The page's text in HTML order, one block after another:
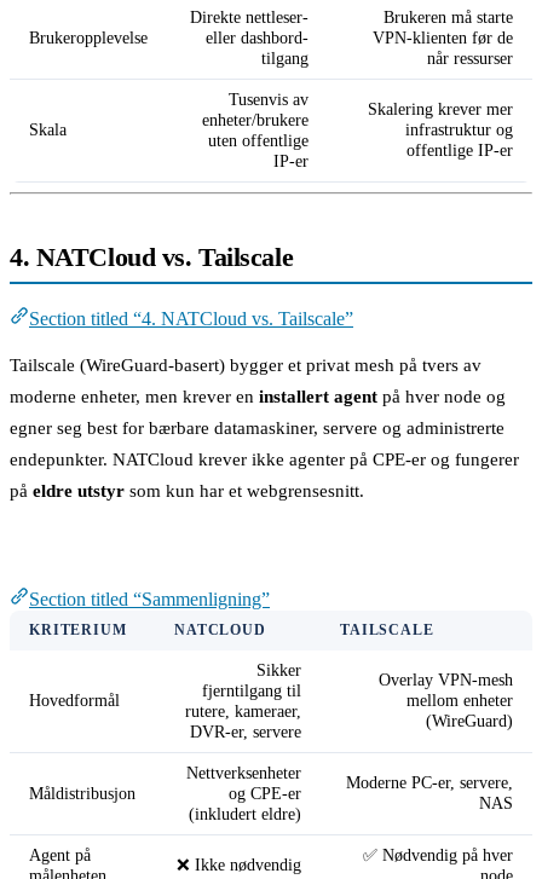
Brukeropplevelse
Direkte nettleser-
eller dashbord-
tilgang
Brukeren må starte
VPN-klienten før de
når ressurser
Skala
Tusenvis av
enheter/brukere
uten offentlige
IP-er
Skalering krever mer
infrastruktur og
offentlige IP-er
4. NATCloud vs. Tailscale
Section titled “4. NATCloud vs. Tailscale”
Tailscale (WireGuard-basert) bygger et privat mesh på tvers av
moderne enheter, men krever en installert agent på hver node og
egner seg best for bærbare datamaskiner, servere og administrerte
endepunkter. NATCloud krever ikke agenter på CPE-er og fungerer
på eldre utstyr som kun har et webgrensesnitt.
Section titled “Sammenligning”
KRITERIUM NATCLOUD TAILSCALE
Hovedformål
Sikker
fjerntilgang til
rutere, kameraer,
DVR-er, servere
Overlay VPN-mesh
mellom enheter
(WireGuard)
Måldistribusjon
Nettverksenheter
og CPE-er
(inkludert eldre)
Moderne PC-er, servere,
NAS
Agent på
❌ Ikke nødvendig
✅ Nødvendig på hver